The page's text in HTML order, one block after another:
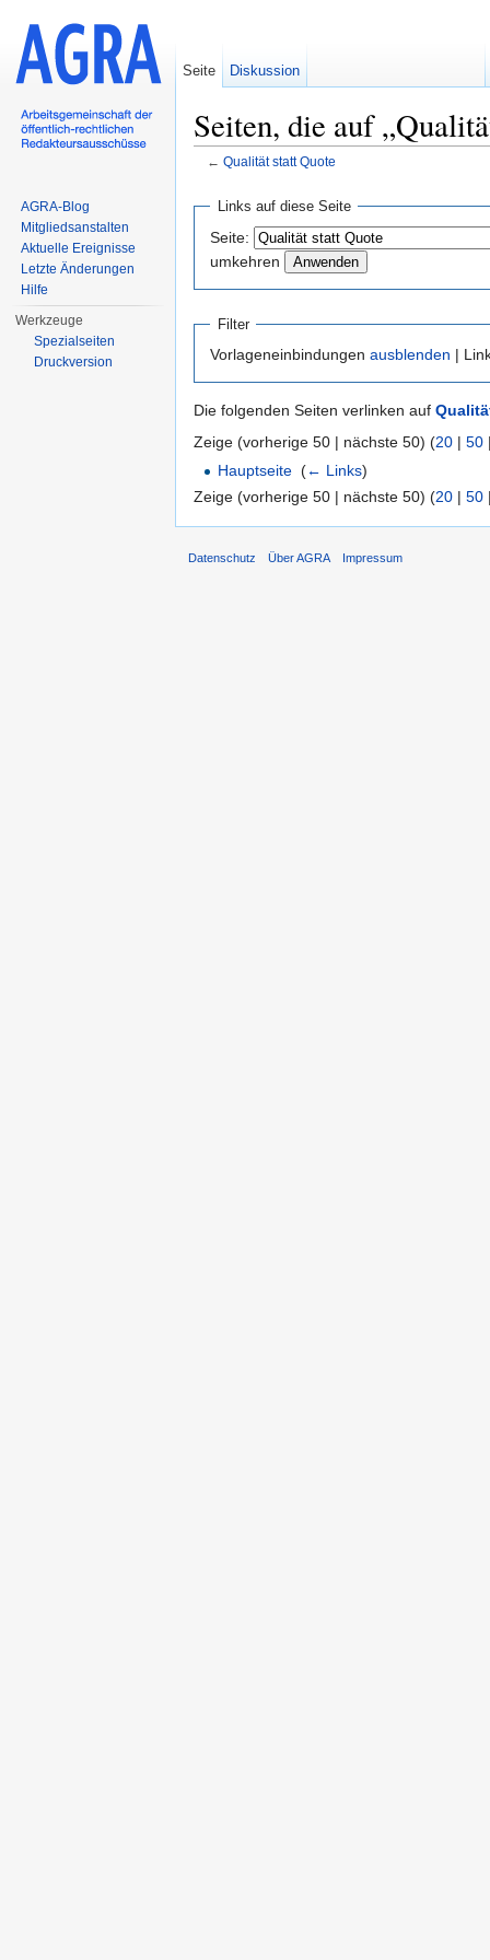
Seiten, die auf
← Qualität statt Quote
Links auf diese Seite
Seite:
umkehren
Filter
Vorlageneinbindungen ausblenden |
Die folgenden Seiten verlinken auf
Zeige (vorherige 50 | nächste 50) (20 | 50
Hauptseite (← Links)
Zeige (vorherige 50 | nächste 50) (20 | 50
Seite Diskussion
AGRA-Blog
Mitgliedsanstalten
Aktuelle Ereignisse
Letzte Änderungen
Hilfe
Werkzeuge
Spezialseiten
Druckversion
Datenschutz Über AGRA Impressum